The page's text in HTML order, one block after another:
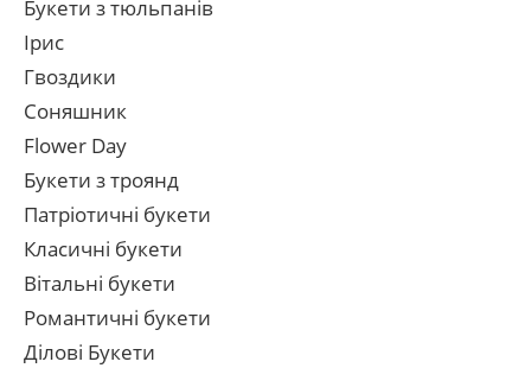
Букети з тюльпанів
Ірис
Гвоздики
Соняшник
Flower Day
Букети з троянд
Патріотичні букети
Класичні букети
Вітальні букети
Романтичні букети
Ділові Букети